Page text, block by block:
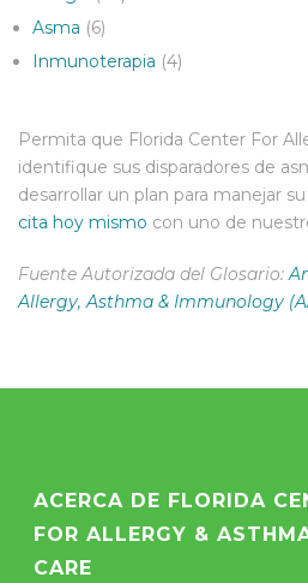
Asma (6)
Inmunoterapia (4)
Permita que Florida Center For
identifique sus disparadores de
desarrollar un plan para manejar su
cita hoy mismo con uno de
Fuente Autorizada del Glosario:
Allergy, Asthma & Immunology
ACERCA DE FLORIDA
FOR ALLERGY &
CARE